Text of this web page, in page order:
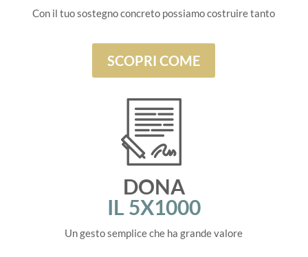
Con il tuo sostegno concreto possiamo costruire tanto
SCOPRI COME
DONA
IL 5X1000
Un gesto semplice che ha grande valore